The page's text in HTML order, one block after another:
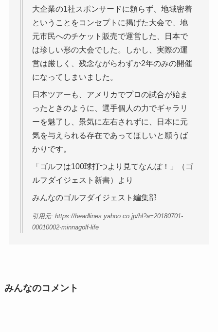
大企業の1社スポンサードに頼らず、地域密着
ということをコンセプトに掲げた大会で、地
元市民へのチケット販売で運営した、日本で
は珍しい形の大会でした。しかし、実際の運
営は厳しく、残念ながらわずか2年のみの開催
になってしまいました。
日本ツアーも、アメリカでプロの試合が始ま
ったときのように、選手個人の力でギャラリ
ーを魅了し、景気に左右されずに、日本に元
気を与えられる存在であってほしいと願うば
かりです。
「ゴルフは100球打つより見てなんぼ！」（ゴ
ルフダイジェスト新書）より
みんなのゴルフダイジェスト編集部
引用元: https://headlines.yahoo.co.jp/hl?a=20180701-
00010002-minnagolf-life
みんなのコメント